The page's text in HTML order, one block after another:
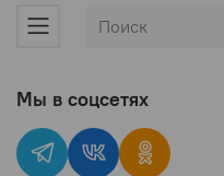
Мы в соцсетях